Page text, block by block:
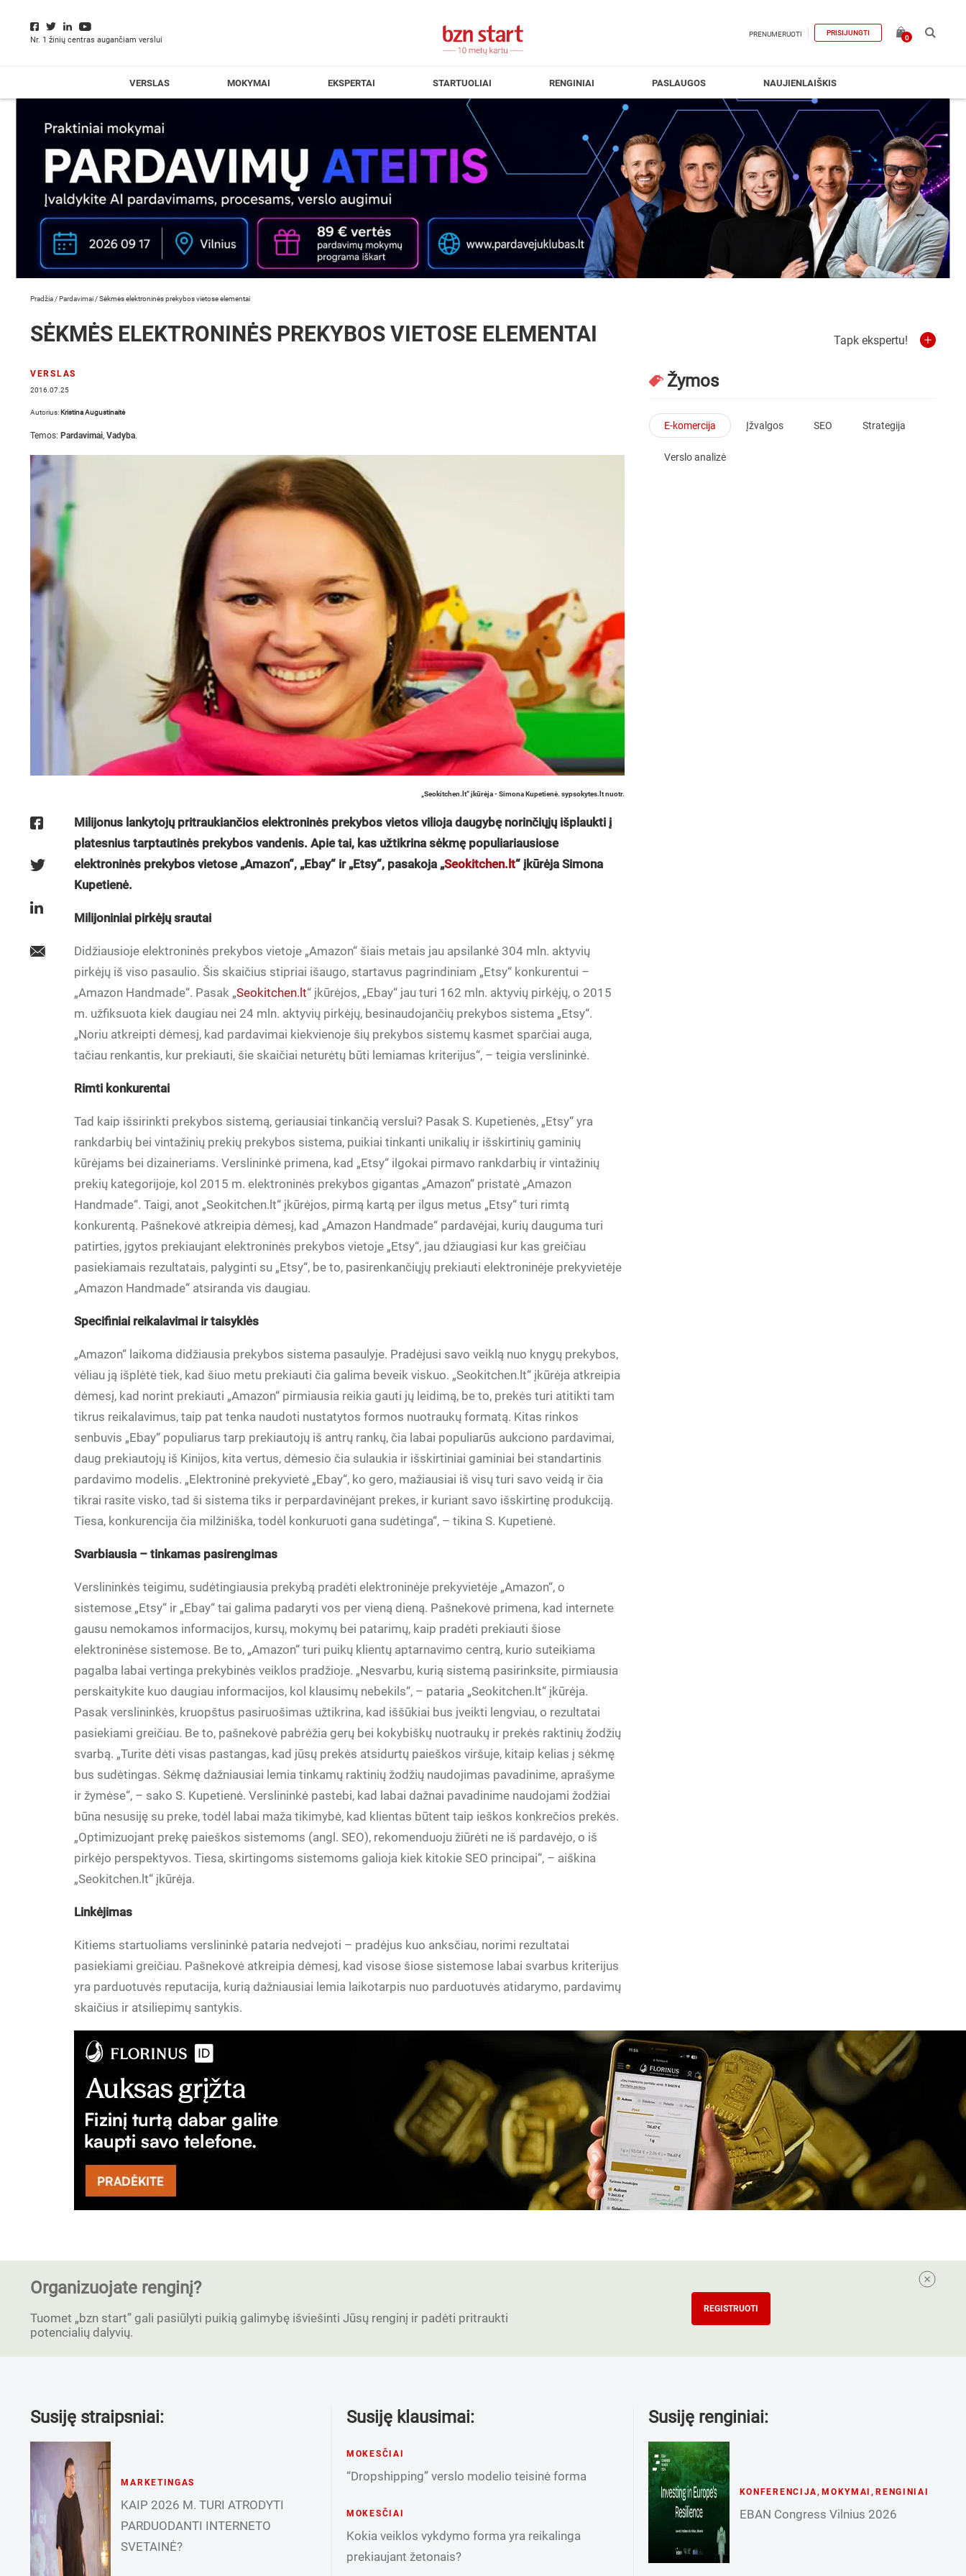
Nr. 1 žinių centras augančiam verslui
PRENUMERUOTI PRISIJUNGTI
0
VERSLAS MOKYMAI EKSPERTAI STARTUOLIAI RENGINIAI PASLAUGOS NAUJIENLAIŠKIS
Pradžia /Pardavimai /Sėkmės elektroninės prekybos vietose elementai
SĖKMĖS ELEKTRONINĖS PREKYBOS VIETOSE ELEMENTAI
VERSLAS
2016.07.25
Autorius: Kristina Augustinaitė
Temos: Pardavimai, Vadyba.
„Seokitchen.lt“ įkūrėja - Simona Kupetienė. sypsokytes.lt nuotr.
Milijonus lankytojų pritraukiančios elektroninės prekybos vietos vilioja daugybę norinčiųjų išplaukti į
platesnius tarptautinės prekybos vandenis. Apie tai, kas užtikrina sėkmę populiariausiose
elektroninės prekybos vietose „Amazon“, „Ebay“ ir „Etsy“, pasakoja „Seokitchen.lt“ įkūrėja Simona
Kupetienė.
Milijoniniai pirkėjų srautai
Didžiausioje elektroninės prekybos vietoje „Amazon“ šiais metais jau apsilankė 304 mln. aktyvių
pirkėjų iš viso pasaulio. Šis skaičius stipriai išaugo, startavus pagrindiniam „Etsy“ konkurentui –
„Amazon Handmade“. Pasak „Seokitchen.lt“ įkūrėjos, „Ebay“ jau turi 162 mln. aktyvių pirkėjų, o 2015
m. užfiksuota kiek daugiau nei 24 mln. aktyvių pirkėjų, besinaudojančių prekybos sistema „Etsy“.
„Noriu atkreipti dėmesį, kad pardavimai kiekvienoje šių prekybos sistemų kasmet sparčiai auga,
tačiau renkantis, kur prekiauti, šie skaičiai neturėtų būti lemiamas kriterijus“, – teigia verslininkė.
Rimti konkurentai
Tad kaip išsirinkti prekybos sistemą, geriausiai tinkančią verslui? Pasak S. Kupetienės, „Etsy“ yra
rankdarbių bei vintažinių prekių prekybos sistema, puikiai tinkanti unikalių ir išskirtinių gaminių
kūrėjams bei dizaineriams. Verslininkė primena, kad „Etsy“ ilgokai pirmavo rankdarbių ir vintažinių
prekių kategorijoje, kol 2015 m. elektroninės prekybos gigantas „Amazon“ pristatė „Amazon
Handmade“. Taigi, anot „Seokitchen.lt“ įkūrėjos, pirmą kartą per ilgus metus „Etsy“ turi rimtą
konkurentą. Pašnekovė atkreipia dėmesį, kad „Amazon Handmade“ pardavėjai, kurių dauguma turi
patirties, įgytos prekiaujant elektroninės prekybos vietoje „Etsy“, jau džiaugiasi kur kas greičiau
pasiekiamais rezultatais, palyginti su „Etsy“, be to, pasirenkančiųjų prekiauti elektroninėje prekyvietėje
„Amazon Handmade“ atsiranda vis daugiau.
Specifiniai reikalavimai ir taisyklės
„Amazon“ laikoma didžiausia prekybos sistema pasaulyje. Pradėjusi savo veiklą nuo knygų prekybos,
vėliau ją išplėtė tiek, kad šiuo metu prekiauti čia galima beveik viskuo. „Seokitchen.lt“ įkūrėja atkreipia
dėmesį, kad norint prekiauti „Amazon“ pirmiausia reikia gauti jų leidimą, be to, prekės turi atitikti tam
tikrus reikalavimus, taip pat tenka naudoti nustatytos formos nuotraukų formatą. Kitas rinkos
senbuvis „Ebay“ populiarus tarp prekiautojų iš antrų rankų, čia labai populiarūs aukciono pardavimai,
daug prekiautojų iš Kinijos, kita vertus, dėmesio čia sulaukia ir išskirtiniai gaminiai bei standartinis
pardavimo modelis. „Elektroninė prekyvietė „Ebay“, ko gero, mažiausiai iš visų turi savo veidą ir čia
tikrai rasite visko, tad ši sistema tiks ir perpardavinėjant prekes, ir kuriant savo išskirtinę produkciją.
Tiesa, konkurencija čia milžiniška, todėl konkuruoti gana sudėtinga“, – tikina S. Kupetienė.
Svarbiausia – tinkamas pasirengimas
Verslininkės teigimu, sudėtingiausia prekybą pradėti elektroninėje prekyvietėje „Amazon“, o
sistemose „Etsy“ ir „Ebay“ tai galima padaryti vos per vieną dieną. Pašnekovė primena, kad internete
gausu nemokamos informacijos, kursų, mokymų bei patarimų, kaip pradėti prekiauti šiose
elektroninėse sistemose. Be to, „Amazon“ turi puikų klientų aptarnavimo centrą, kurio suteikiama
pagalba labai vertinga prekybinės veiklos pradžioje. „Nesvarbu, kurią sistemą pasirinksite, pirmiausia
perskaitykite kuo daugiau informacijos, kol klausimų nebekils“, – pataria „Seokitchen.lt“ įkūrėja.
Pasak verslininkės, kruopštus pasiruošimas užtikrina, kad iššūkiai bus įveikti lengviau, o rezultatai
pasiekiami greičiau. Be to, pašnekovė pabrėžia gerų bei kokybiškų nuotraukų ir prekės raktinių žodžių
svarbą. „Turite dėti visas pastangas, kad jūsų prekės atsidurtų paieškos viršuje, kitaip kelias į sėkmę
bus sudėtingas. Sėkmę dažniausiai lemia tinkamų raktinių žodžių naudojimas pavadinime, aprašyme
ir žymėse“, – sako S. Kupetienė. Verslininkė pastebi, kad labai dažnai pavadinime naudojami žodžiai
būna nesusiję su preke, todėl labai maža tikimybė, kad klientas būtent taip ieškos konkrečios prekės.
„Optimizuojant prekę paieškos sistemoms (angl. SEO), rekomenduoju žiūrėti ne iš pardavėjo, o iš
pirkėjo perspektyvos. Tiesa, skirtingoms sistemoms galioja kiek kitokie SEO principai“, – aiškina
„Seokitchen.lt“ įkūrėja.
Linkėjimas
Kitiems startuoliams verslininkė pataria nedvejoti – pradėjus kuo anksčiau, norimi rezultatai
pasiekiami greičiau. Pašnekovė atkreipia dėmesį, kad visose šiose sistemose labai svarbus kriterijus
yra parduotuvės reputacija, kurią dažniausiai lemia laikotarpis nuo parduotuvės atidarymo, pardavimų
skaičius ir atsiliepimų santykis.
Tapk ekspertu!
Žymos
E-komercija Įžvalgos SEO Strategija
Verslo analizė
Organizuojate renginį?
Tuomet „bzn start” gali pasiūlyti puikią galimybę išviešinti Jūsų renginį ir padėti pritraukti
potencialių dalyvių.
REGISTRUOTI
Susiję straipsniai:
MARKETINGAS
KAIP 2026 M. TURI ATRODYTI
PARDUODANTI INTERNETO
SVETAINĖ?
Susiję klausimai:
MOKESČIAI
“Dropshipping” verslo modelio teisinė forma
MOKESČIAI
Kokia veiklos vykdymo forma yra reikalinga
prekiaujant žetonais?
Susiję renginiai:
KONFERENCIJA, MOKYMAI, RENGINIAI
EBAN Congress Vilnius 2026